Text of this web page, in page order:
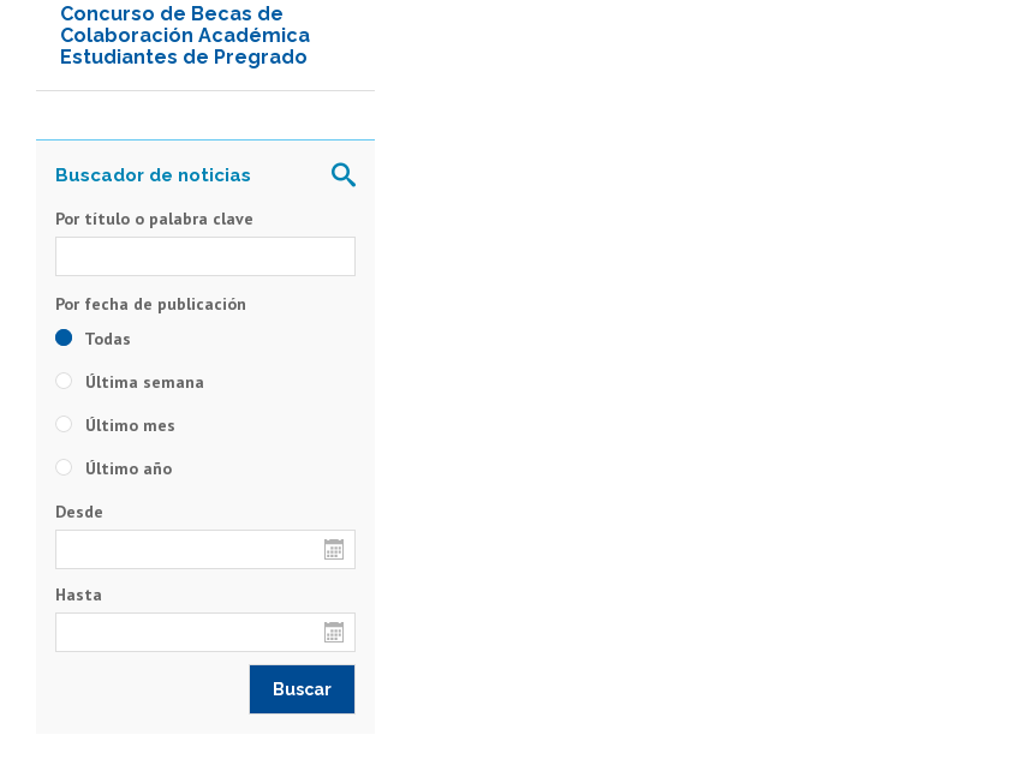
Concurso de Becas de
Colaboración Académica
Estudiantes de Pregrado
Por título o palabra clave
Todas
Última semana
Último mes
Último año
Desde
Hasta